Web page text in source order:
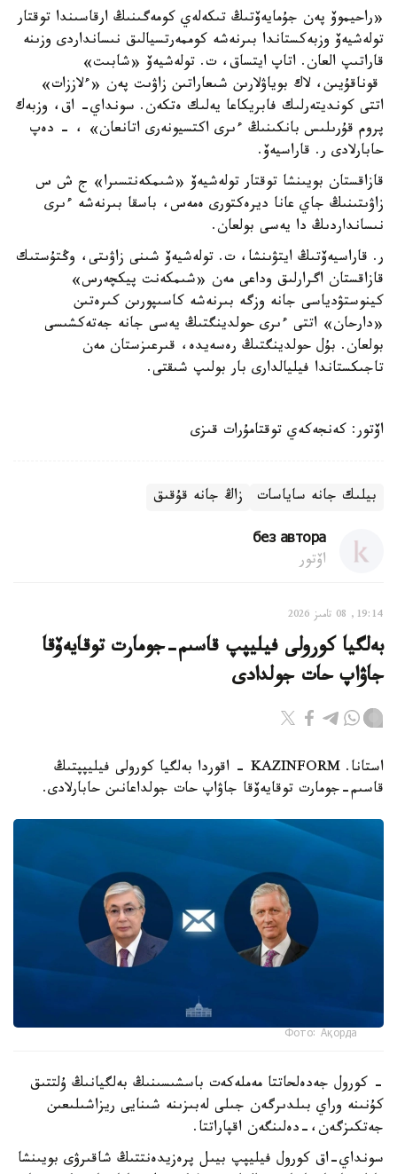
«راحيموۆ پەن جۇمايەۆتىڭ تىكەلەي كومەگىنىڭ ارقاسىندا توقتار
تولەشيەۆ وزبەكستاندا بىرنەشە كوممەرتسيالىق نىسانداردى وزىنە
قاراتىپ العان. اتاپ ايتساق، ت. تولەشيەۆ «شابىت»
قوناقۇيىن، لاك بوياۋلارىن شىعاراتىن زاۋىت پەن «ءلاززات»
اتتى كونديتەرلىك فابريكاعا يەلىك ەتكەن. سونداي- اق، وزبەك
پروم قۇرىلىس بانكىنىڭ ءىرى اكتسيونەرى اتانعان» ، - دەپ
حابارلادى ر. قاراسيەۆ.
قازاقستان بويىنشا توقتار تولەشيەۆ «شىمكەنتسىرا» ج ش س
زاۋىتىنىڭ جاي عانا ديرەكتورى ەمەس، باسقا بىرنەشە ءىرى
نىسانداردىڭ دا يەسى بولعان.
ر. قاراسيەۆتىڭ ايتۋىنشا، ت. تولەشيەۆ شىنى زاۋىتى، وڭتۇستىك
قازاقستان اگرارلىق وداعى مەن «شىمكەنت پيكچەرس»
كينوستۋدياسى جانە وزگە بىرنەشە كاسىپورىن كىرەتىن
«دارحان» اتتى ءىرى حولدينگتىڭ يەسى جانە جەتەكشىسى
بولعان. بۇل حولدينگتىڭ رەسەيدە، قىرعىزستان مەن
تاجىكستاندا فيليالدارى بار بولىپ شىقتى.
اۆتور: كەنجەكەي توقتامۇرات قىزى
بيلىك جانە ساياسات زاڭ جانە قۇقىق
без автора
اۆتور
19:14, 08 تامىز 2026
بەلگيا كورولى فيليپپ قاسىم-جومارت توقايەۆقا
جاۋاپ حات جولدادى
استانا. KAZINFORM - اقوردا بەلگيا كورولى فيليپپتىڭ
قاسىم-جومارت توقايەۆقا جاۋاپ حات جولداعانىن حابارلادى.
Фото: Ақорда
- كورول جەدەلحاتتا مەملەكەت باسشىسىنىڭ بەلگيانىڭ ۇلتتىق
كۇنىنە وراي بىلدىرگەن جىلى لەبىزىنە شىنايى ريزاشىلىعىن
جەتكىزگەن،-دەلىنگەن اقپاراتتا.
سونداي-اق كورول فيليپپ بيىل پرەزيدەنتتىڭ شاقىرۋى بويىنشا